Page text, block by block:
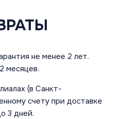
не менее 2 лет.
месяцев.
(в Санкт-
счету при доставке
3 дней.